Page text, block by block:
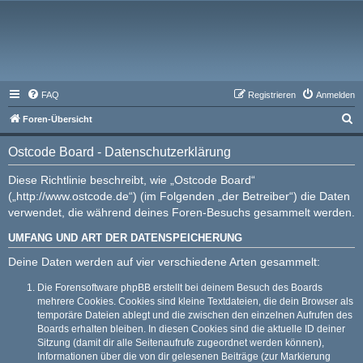
FAQ Anmelden
Registrieren
Foren-Übersicht
u
Ostcode Board - Datenschutzerklärung
Diese Richtlinie beschreibt, wie „Ostcode Board“
(„http://www.ostcode.de“) (im Folgenden „der Betreiber“) die Daten
verwendet, die während deines Foren-Besuchs gesammelt werden.
UMFANG UND ART DER DATENSPEICHERUNG
Deine Daten werden auf vier verschiedene Arten gesammelt:
Die Forensoftware phpBB erstellt bei deinem Besuch des Boards
mehrere Cookies. Cookies sind kleine Textdateien, die dein Browser als
temporäre Dateien ablegt und die zwischen den einzelnen Aufrufen des
Boards erhalten bleiben. In diesen Cookies sind die aktuelle ID deiner
Sitzung (damit dir alle Seitenaufrufe zugeordnet werden können),
Informationen über die von dir gelesenen Beiträge (zur Markierung